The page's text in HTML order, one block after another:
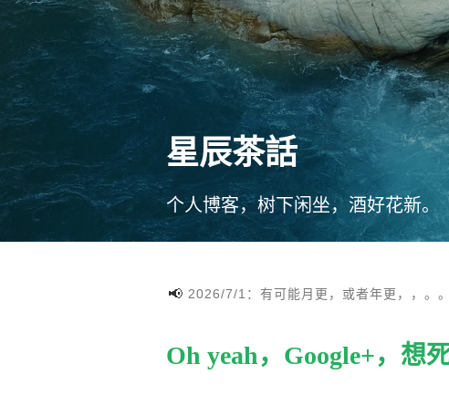
星辰茶話
个人博客，树下闲坐，酒好花新。
2026/7/1：有可能月更，或者年更，，。。
Oh yeah，Google+，想